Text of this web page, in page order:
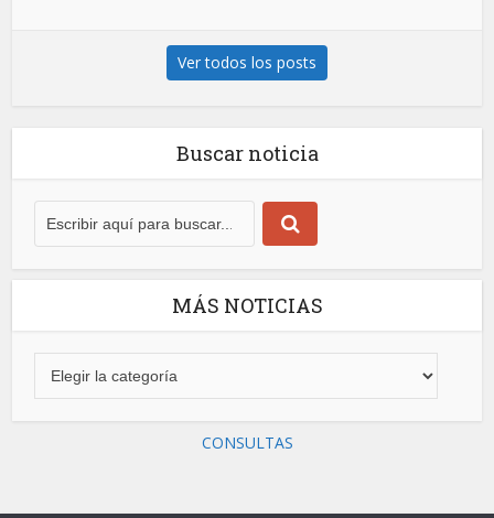
Ver todos los posts
Buscar noticia
MÁS NOTICIAS
CONSULTAS